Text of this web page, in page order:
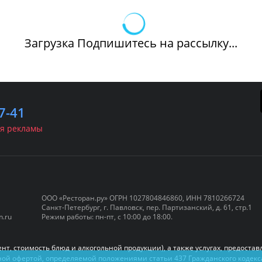
Загрузка Подпишитесь на рассылку...
41
рекламы
залы Куда пойти
рестораны
Афиши
DJ-сет
ООО «Ресторан.ру» ОГРН 1027804846860, ИНН 7810266724
Санкт-Петербург, г. Павловск, пер. Партизанский, д. 61, стр.1
Режим работы: пн-пт, с 10:00 до 18:00.
стоимость блюд и алкогольной продукции), а также услугах,
офертой, определяемой положениями статьи 437 Гражданского